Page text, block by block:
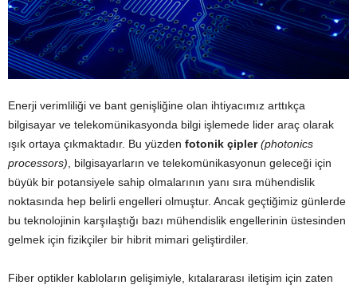
Enerji verimliliği ve bant genişliğine olan ihtiyacımız arttıkça
bilgisayar ve telekomünikasyonda bilgi işlemede lider araç olarak
ışık ortaya çıkmaktadır. Bu yüzden fotonik çipler (photonics
processors) , bilgisayarların ve telekomünikasyonun geleceği için
büyük bir potansiyele sahip olmalarının yanı sıra mühendislik
noktasında hep belirli engelleri olmuştur. Ancak geçtiğimiz günlerde
bu teknolojinin karşılaştığı bazı mühendislik engellerinin üstesinden
gelmek için fizikçiler bir hibrit mimari geliştirdiler.
Fiber optikler kabloların gelişimiyle, kıtalararası iletişim için zaten